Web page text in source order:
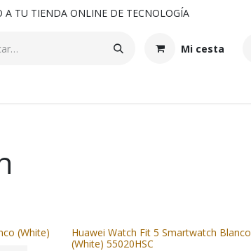
A TU TIENDA ONLINE DE TECNOLOGÍA
Mi cesta
(White)
Huawei Watch Fit 5 Smartwatch Blanco
(White) 55020HSC